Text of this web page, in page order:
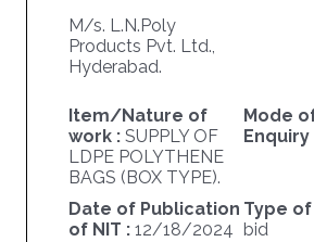
M/s. L.N.Poly
Products Pvt. Ltd.,
Hyderabad.
Item/Nature of
work : SUPPLY OF
LDPE POLYTHENE
BAGS (BOX TYPE).
Mode
Enquiry
Date of Publication
of NIT : 12/18/2024
Type
bid